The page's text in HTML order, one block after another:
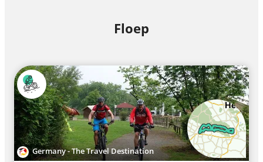
Floep
Germany - The Travel Destination